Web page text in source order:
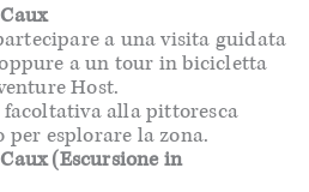
a una visita guidata
a un tour in bicicletta
Host.
facoltativa alla pittoresca
esplorare la zona.
(Escursione in